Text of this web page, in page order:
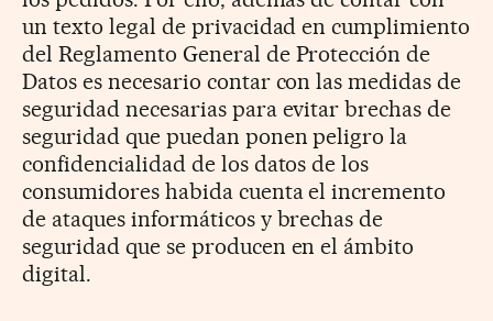
un texto legal de privacidad en cumplimiento
del Reglamento General de Protección de
Datos es necesario contar con las medidas de
seguridad necesarias para evitar brechas de
seguridad que puedan ponen peligro la
confidencialidad de los datos de los
consumidores habida cuenta el incremento
de ataques informáticos y brechas de
seguridad que se producen en el ámbito
digital.